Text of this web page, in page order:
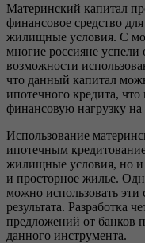
Материнский капитал
финансовое средство
жилищные условия. С
многие россияне
возможности
что данный капитал
ипотечного кредита, что
финансовую нагрузку
Использование
ипотечным
жилищные условия, но и
и просторное жилье.
можно использовать эти
результата. Разработка
предложений от банков
данного инструмента.